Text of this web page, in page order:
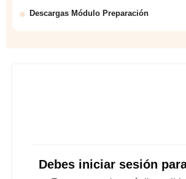
Debes iniciar sesión
Descargas Módulo Preparación